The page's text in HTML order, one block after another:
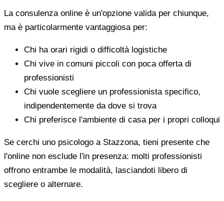
La consulenza online è un'opzione valida per chiunque,
ma è particolarmente vantaggiosa per:
Chi ha orari rigidi o difficoltà logistiche
Chi vive in comuni piccoli con poca offerta di
professionisti
Chi vuole scegliere un professionista specifico,
indipendentemente da dove si trova
Chi preferisce l'ambiente di casa per i propri colloqui
Se cerchi uno psicologo a Stazzona, tieni presente che
l'online non esclude l'in presenza: molti professionisti
offrono entrambe le modalità, lasciandoti libero di
scegliere o alternare.